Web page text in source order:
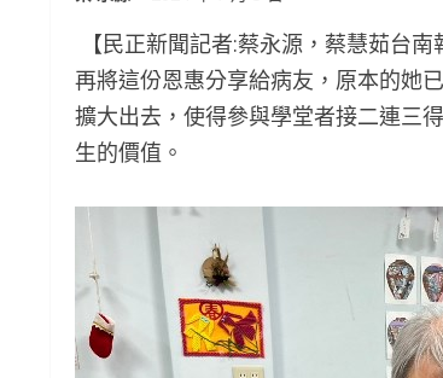
【民正新聞記者:蔡永源，蔡慧茹台
再將這份恩惠分享給病友，原本的她
擴大出去，使得參與學堂者接二連三
生的價值。